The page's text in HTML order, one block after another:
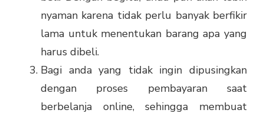
nyaman karena tidak perlu banyak berfikir
lama untuk menentukan barang apa yang
harus dibeli.
Bagi anda yang tidak ingin dipusingkan
dengan proses pembayaran saat
berbelanja online, sehingga membuat